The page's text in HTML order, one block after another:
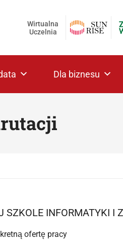
Wirtualna
Uczelnia
Dla biznesu
SZKOLE INFORMATYKI I
ofertę pracy